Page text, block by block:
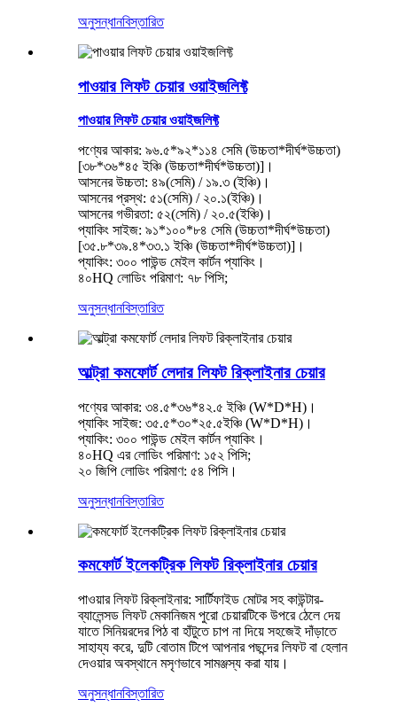
অনুসন্ধানবিস্তারিত
পাওয়ার লিফট চেয়ার ওয়াইজলিফ্ট
পাওয়ার লিফট চেয়ার ওয়াইজলিফ্ট
পণ্যের আকার: ৯৬.৫*৯২*১১৪ সেমি (উচ্চতা*দীর্ঘ*উচ্চতা)
[৩৮*৩৬*৪৫ ইঞ্চি (উচ্চতা*দীর্ঘ*উচ্চতা)]।
আসনের উচ্চতা: ৪৯(সেমি) / ১৯.৩ (ইঞ্চি)।
আসনের প্রস্থ: ৫১(সেমি) / ২০.১(ইঞ্চি)।
আসনের গভীরতা: ৫২(সেমি) / ২০.৫(ইঞ্চি)।
প্যাকিং সাইজ: ৯১*১০০*৮৪ সেমি (উচ্চতা*দীর্ঘ*উচ্চতা)
[৩৫.৮*৩৯.৪*৩৩.১ ইঞ্চি (উচ্চতা*দীর্ঘ*উচ্চতা)]।
প্যাকিং: ৩০০ পাউন্ড মেইল ​​কার্টন প্যাকিং।
৪০HQ লোডিং পরিমাণ: ৭৮ পিসি;
অনুসন্ধানবিস্তারিত
আল্ট্রা কমফোর্ট লেদার লিফট রিক্লাইনার চেয়ার
পণ্যের আকার: ৩৪.৫*৩৬*৪২.৫ ইঞ্চি (W*D*H)।
প্যাকিং সাইজ: ৩৫.৫*৩০*২৫.৫ইঞ্চি (W*D*H)।
প্যাকিং: ৩০০ পাউন্ড মেইল ​​কার্টন প্যাকিং।
৪০HQ এর লোডিং পরিমাণ: ১৫২ পিসি;
২০ জিপি লোডিং পরিমাণ: ৫৪ পিসি।
অনুসন্ধানবিস্তারিত
কমফোর্ট ইলেকট্রিক লিফট রিক্লাইনার চেয়ার
পাওয়ার লিফট রিক্লাইনার: সার্টিফাইড মোটর সহ কাউন্টার-
ব্যালেন্সড লিফট মেকানিজম পুরো চেয়ারটিকে উপরে ঠেলে দেয়
যাতে সিনিয়রদের পিঠ বা হাঁটুতে চাপ না দিয়ে সহজেই দাঁড়াতে
সাহায্য করে, দুটি বোতাম টিপে আপনার পছন্দের লিফট বা হেলান
দেওয়ার অবস্থানে মসৃণভাবে সামঞ্জস্য করা যায়।
অনুসন্ধানবিস্তারিত